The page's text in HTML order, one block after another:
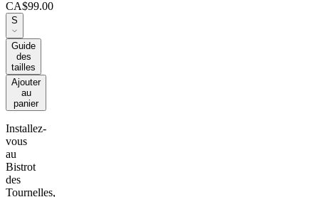
CA$99.00
S
Guide
des
tailles
Ajouter
au
panier
Installez-
vous
au
Bistrot
des
Tournelles,